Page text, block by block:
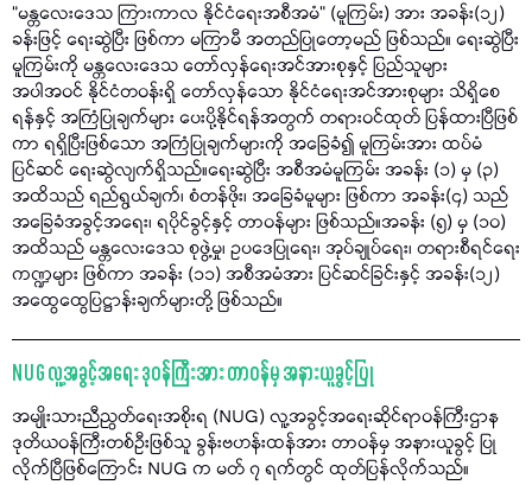
“မန္တလေးဒေသ ကြားကာလ နိုင်ငံရေးအစီအမံ” (မူကြမ်း) အား အခန်း(၁၂)
ခန်းဖြင့် ရေးဆွဲပြီး ဖြစ်ကာ မကြာမီ အတည်ပြုတော့မည် ဖြစ်သည်။ ရေးဆွဲပြီး
မူကြမ်းကို မန္တလေးဒေသ တော်လှန်ရေးအင်အားစုနှင့် ပြည်သူများ
အပါအဝင် နိုင်ငံတဝန်းရှိ တော်လှန်သော နိုင်ငံရေးအင်အားစုများ သိရှိစေ
ရန်နှင့် အကြံပြုချက်များ ပေးပို့နိုင်ရန်အတွက် တရားဝင်ထုတ် ပြန်ထားပြီဖြစ်
ကာ ရရှိပြီးဖြစ်သော အကြံပြုချက်များကို အခြေခံ၍ မူကြမ်းအား ထပ်မံ
ပြင်ဆင် ရေးဆွဲလျက်ရှိသည်။ရေးဆွဲပြီး အစီအမံမူကြမ်း အခန်း (၁) မှ (၃)
အထိသည် ရည်ရွယ်ချက်၊ စံတန်ဖိုး၊ အခြေခံမူများ ဖြစ်ကာ အခန်း(၄) သည်
အခြေခံအခွင့်အရေး၊ ရပိုင်ခွင့်နှင့် တာဝန်များ ဖြစ်သည်။အခန်း (၅) မှ (၁၀)
အထိသည် မန္တလေးဒေသ စုဖွဲ့မှု၊ ဥပဒေပြုရေး၊ အုပ်ချုပ်ရေး၊ တရားစီရင်ရေး
ကဏ္ဍများ ဖြစ်ကာ အခန်း (၁၁) အစီအမံအား ပြင်ဆင်ခြင်းနှင့် အခန်း(၁၂)
အထွေထွေပြဋ္ဌာန်းချက်များတို့ ဖြစ်သည်။
NUG လူ့အခွင့်အရေး ဒုဝန်ကြီးအား တာဝန်မှ အနားယူခွင့်ပြု
အမျိုးသားညီညွတ်ရေးအစိုးရ (NUG) လူ့အခွင့်အရေးဆိုင်ရာဝန်ကြီးဌာန
ဒုတိယဝန်ကြီးတစ်ဦးဖြစ်သူ ခွန်းဗဟန်းထန်အား တာဝန်မှ အနားယူခွင့် ပြု
လိုက်ပြီဖြစ်ကြောင်း NUG က မတ် ၇ ရက်တွင် ထုတ်ပြန်လိုက်သည်။